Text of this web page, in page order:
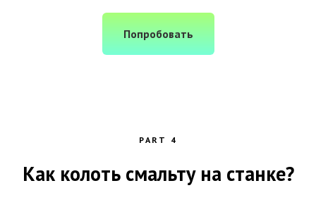
Попробовать
PART 4
Как колоть смальту на станке?